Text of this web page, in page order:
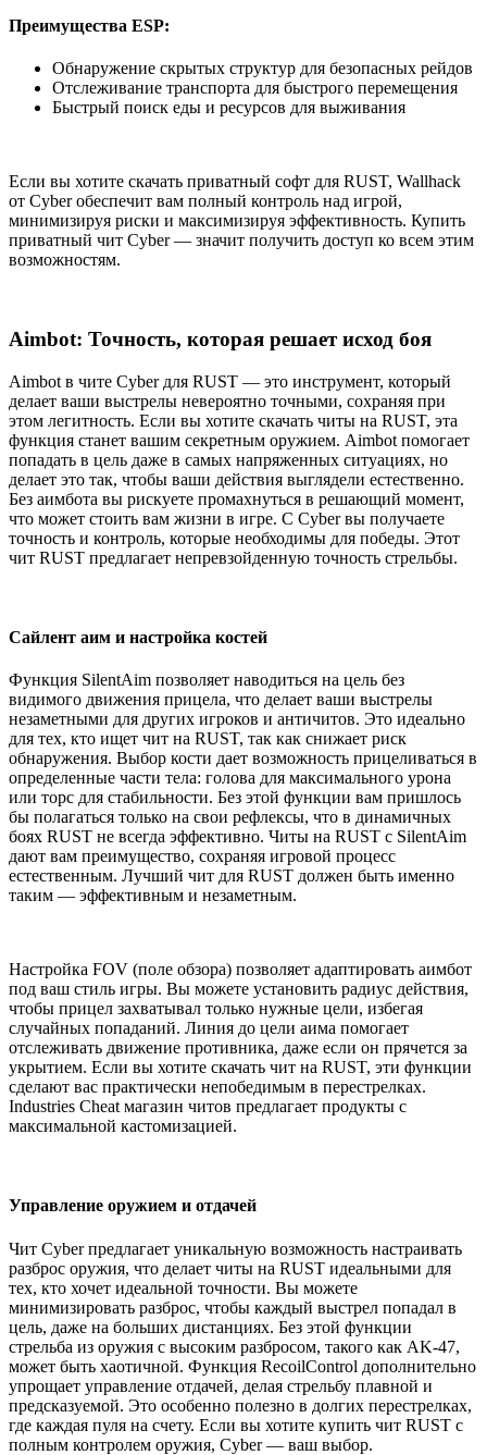
Преимущества ESP:
Обнаружение скрытых структур для безопасных рейдов
Отслеживание транспорта для быстрого перемещения
Быстрый поиск еды и ресурсов для выживания
Если вы хотите скачать приватный софт для RUST, Wallhack
от Cyber обеспечит вам полный контроль над игрой,
минимизируя риски и максимизируя эффективность. Купить
приватный чит Cyber — значит получить доступ ко всем этим
возможностям.
Aimbot: Точность, которая решает исход боя
Aimbot в чите Cyber для RUST — это инструмент, который
делает ваши выстрелы невероятно точными, сохраняя при
этом легитность. Если вы хотите скачать читы на RUST, эта
функция станет вашим секретным оружием. Aimbot помогает
попадать в цель даже в самых напряженных ситуациях, но
делает это так, чтобы ваши действия выглядели естественно.
Без аимбота вы рискуете промахнуться в решающий момент,
что может стоить вам жизни в игре. С Cyber вы получаете
точность и контроль, которые необходимы для победы. Этот
чит RUST предлагает непревзойденную точность стрельбы.
Сайлент аим и настройка костей
Функция SilentAim позволяет наводиться на цель без
видимого движения прицела, что делает ваши выстрелы
незаметными для других игроков и античитов. Это идеально
для тех, кто ищет чит на RUST, так как снижает риск
обнаружения. Выбор кости дает возможность прицеливаться в
определенные части тела: голова для максимального урона
или торс для стабильности. Без этой функции вам пришлось
бы полагаться только на свои рефлексы, что в динамичных
боях RUST не всегда эффективно. Читы на RUST с SilentAim
дают вам преимущество, сохраняя игровой процесс
естественным. Лучший чит для RUST должен быть именно
таким — эффективным и незаметным.
Настройка FOV (поле обзора) позволяет адаптировать аимбот
под ваш стиль игры. Вы можете установить радиус действия,
чтобы прицел захватывал только нужные цели, избегая
случайных попаданий. Линия до цели аима помогает
отслеживать движение противника, даже если он прячется за
укрытием. Если вы хотите скачать чит на RUST, эти функции
сделают вас практически непобедимым в перестрелках.
Industries Cheat магазин читов предлагает продукты с
максимальной кастомизацией.
Управление оружием и отдачей
Чит Cyber предлагает уникальную возможность настраивать
разброс оружия, что делает читы на RUST идеальными для
тех, кто хочет идеальной точности. Вы можете
минимизировать разброс, чтобы каждый выстрел попадал в
цель, даже на больших дистанциях. Без этой функции
стрельба из оружия с высоким разбросом, такого как AK-47,
может быть хаотичной. Функция RecoilControl дополнительно
упрощает управление отдачей, делая стрельбу плавной и
предсказуемой. Это особенно полезно в долгих перестрелках,
где каждая пуля на счету. Если вы хотите купить чит RUST с
полным контролем оружия, Cyber — ваш выбор.